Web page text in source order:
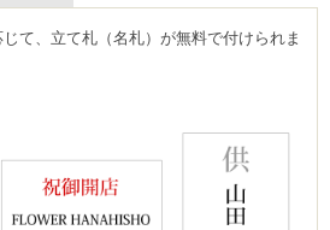
て、立て札（名札）が無料で付けられま